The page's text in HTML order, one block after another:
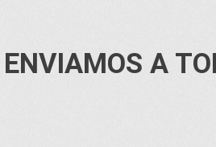
ENVIAMOS A